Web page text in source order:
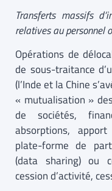
Transferts massifs
relatives au personnel
Opérations de
de sous-traitance
(l’Inde et la Chine
« mutualisation »
de sociétés,
absorptions,
plate-forme de
(data sharing) ou
cession d’activité,